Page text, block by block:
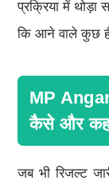
प्रक्रिया में
कि आने वाले कुछ
MP
कैसे और
जब भी रिजल्ट